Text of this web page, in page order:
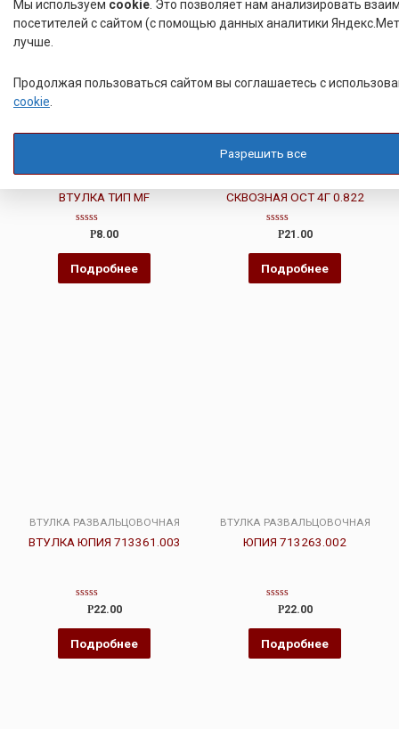
ВТУЛКА ТИП MF
Оценка
из
Р8.00
Подробнее
ВТУЛКА РАЗВАЛЬЦОВОЧНАЯ
СКВОЗНАЯ ОСТ 4Г 0.822
Оценка
из
Р21.00
Подробнее
ВТУЛКА РАЗВАЛЬЦОВОЧНАЯ
ВТУЛКА ЮПИЯ 713361.003
Оценка
из
Р22.00
Подробнее
ВТУЛКА РАЗВАЛЬЦОВОЧНАЯ
ЮПИЯ 713263.002
Оценка
из
Р22.00
Подробнее
Мы используем cookie . Это позволяет нам анализировать
посетителей с сайтом (с помощью данных аналитики
лучше.
Продолжая пользоваться сайтом вы соглашаетесь с
cookie
Разрешить все